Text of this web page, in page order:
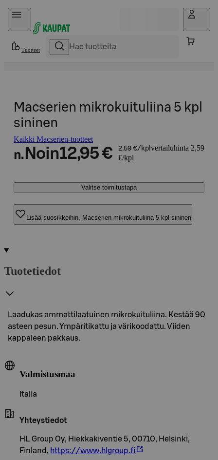
Hyppää sisältöön
Tuotteet
Macserien mikrokuituliina 5 kpl
sininen
Kaikki Macserien-tuotteet
n. Noin12,95 € 2,59 €/kpl vertailuhinta 2,59
€/kpl
Valitse toimitustapa
Lisää suosikkeihin, Macserien mikrokuituliina 5 kpl sininen
Tuotetiedot
Laadukas ammattilaatuinen mikrokuituliina. Kestää 90
asteen pesun. Ympäritikattu ja värikoodattu. Viiden
kappaleen pakkaus.
Valmistusmaa
Italia
Yhteystiedot
HL Group Oy, Hiekkakiventie 5, 00710, Helsinki,
Finland, https://www.hlgroup.fi